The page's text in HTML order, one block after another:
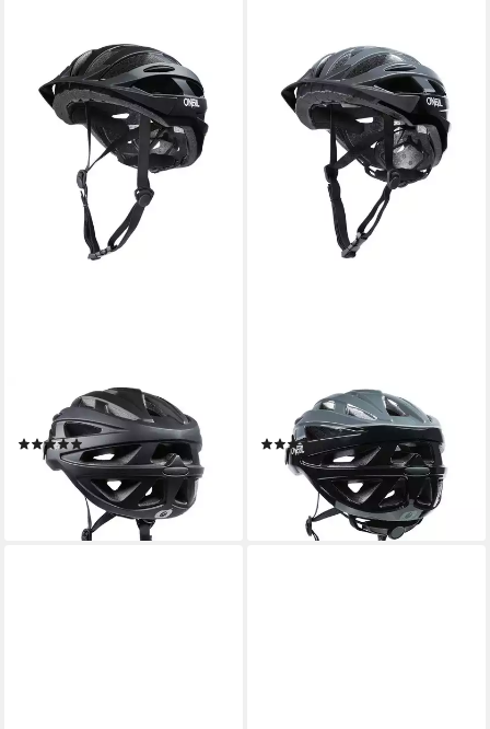
Mountainbikehelm
(4)
ab 33,79 € UVP69,99 €
lieferbar - in 4-5 Werktagen bei dir
Mountainbikehelm
(2)
ab 28,89 € UVP 69,99 €
lieferbar - in 4-5 Werktagen bei dir